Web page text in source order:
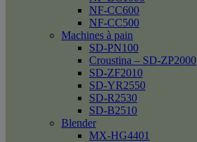
NF-CC600
NF-CC500
Machines à pain
SD-PN100
Croustina – SD-ZP2000
SD-ZF2010
SD-YR2550
SD-R2530
SD-B2510
Blender
MX-HG4401